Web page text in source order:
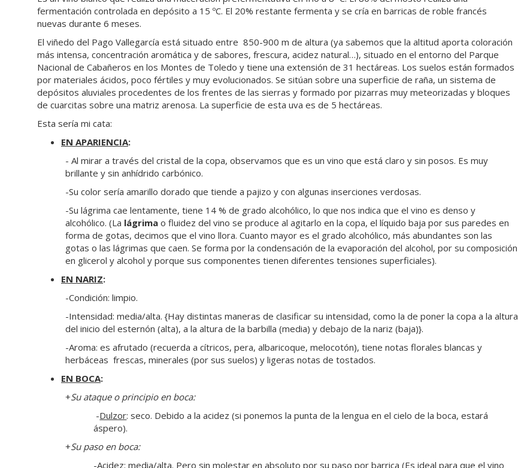
fermentación controlada en depósito a 15 ºC. El 20% restante fermenta y se cría en barricas de roble francés
nuevas durante 6 meses.
El viñedo del Pago Vallegarcía está situado entre 850-900 m de altura (ya sabemos que la altitud aporta coloración
más intensa, concentración aromática y de sabores, frescura, acidez natural…), situado en el entorno del Parque
Nacional de Cabañeros en los Montes de Toledo y tiene una extensión de 31 hectáreas. Los suelos están formados
por materiales ácidos, poco fértiles y muy evolucionados. Se sitúan sobre una superficie de raña, un sistema de
depósitos aluviales procedentes de los frentes de las sierras y formado por pizarras muy meteorizadas y bloques
de cuarcitas sobre una matriz arenosa. La superficie de esta uva es de 5 hectáreas.
Esta sería mi cata:
EN APARIENCIA:
- Al mirar a través del cristal de la copa, observamos que es un vino que está claro y sin posos. Es muy
brillante y sin anhídrido carbónico.
-Su color sería amarillo dorado que tiende a pajizo y con algunas inserciones verdosas.
-Su lágrima cae lentamente, tiene 14 % de grado alcohólico, lo que nos indica que el vino es denso y
alcohólico. (La lágrima o fluidez del vino se produce al agitarlo en la copa, el líquido baja por sus paredes en
forma de gotas, decimos que el vino llora. Cuanto mayor es el grado alcohólico, más abundantes son las
gotas o las lágrimas que caen. Se forma por la condensación de la evaporación del alcohol, por su composición
en glicerol y alcohol y porque sus componentes tienen diferentes tensiones superficiales).
EN NARIZ:
-Condición: limpio.
-Intensidad: media/alta. {Hay distintas maneras de clasificar su intensidad, como la de poner la copa a la altura
del inicio del esternón (alta), a la altura de la barbilla (media) y debajo de la nariz (baja)}.
-Aroma: es afrutado (recuerda a cítricos, pera, albaricoque, melocotón), tiene notas florales blancas y
herbáceas frescas, minerales (por sus suelos) y ligeras notas de tostados.
EN BOCA:
+Su ataque o principio en boca:
-Dulzor: seco. Debido a la acidez (si ponemos la punta de la lengua en el cielo de la boca, estará
áspero).
+Su paso en boca:
-Acidez: media/alta. Pero sin molestar en absoluto por su paso por barrica (Es ideal para que el vino